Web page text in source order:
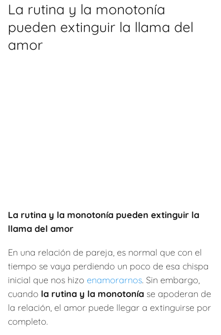
La rutina y la monotonía
pueden extinguir la llama del
amor
La rutina y la monotonía pueden extinguir la
llama del amor
En una relación de pareja, es normal que con el
tiempo se vaya perdiendo un poco de esa chispa
inicial que nos hizo enamorarnos. Sin embargo,
cuando la rutina y la monotonía se apoderan de
la relación, el amor puede llegar a extinguirse por
completo.